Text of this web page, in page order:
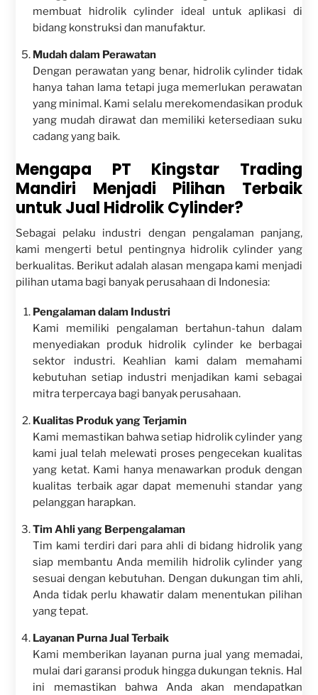
membuat hidrolik cylinder ideal untuk aplikasi di
bidang konstruksi dan manufaktur.
Mudah dalam Perawatan
Dengan perawatan yang benar, hidrolik cylinder tidak
hanya tahan lama tetapi juga memerlukan perawatan
yang minimal. Kami selalu merekomendasikan produk
yang mudah dirawat dan memiliki ketersediaan suku
cadang yang baik.
Mengapa PT Kingstar Trading
Mandiri Menjadi Pilihan Terbaik
untuk Jual Hidrolik Cylinder?
Sebagai pelaku industri dengan pengalaman panjang,
kami mengerti betul pentingnya hidrolik cylinder yang
berkualitas. Berikut adalah alasan mengapa kami menjadi
pilihan utama bagi banyak perusahaan di Indonesia:
Pengalaman dalam Industri
Kami memiliki pengalaman bertahun-tahun dalam
menyediakan produk hidrolik cylinder ke berbagai
sektor industri. Keahlian kami dalam memahami
kebutuhan setiap industri menjadikan kami sebagai
mitra terpercaya bagi banyak perusahaan.
Kualitas Produk yang Terjamin
Kami memastikan bahwa setiap hidrolik cylinder yang
kami jual telah melewati proses pengecekan kualitas
yang ketat. Kami hanya menawarkan produk dengan
kualitas terbaik agar dapat memenuhi standar yang
pelanggan harapkan.
Tim Ahli yang Berpengalaman
Tim kami terdiri dari para ahli di bidang hidrolik yang
siap membantu Anda memilih hidrolik cylinder yang
sesuai dengan kebutuhan. Dengan dukungan tim ahli,
Anda tidak perlu khawatir dalam menentukan pilihan
yang tepat.
Layanan Purna Jual Terbaik
Kami memberikan layanan purna jual yang memadai,
mulai dari garansi produk hingga dukungan teknis. Hal
ini memastikan bahwa Anda akan mendapatkan